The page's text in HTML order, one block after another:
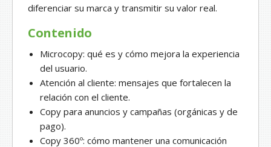
diferenciar su marca y transmitir su valor real.
Contenido
Microcopy: qué es y cómo mejora la experiencia
del usuario.
Atención al cliente: mensajes que fortalecen la
relación con el cliente.
Copy para anuncios y campañas (orgánicas y de
pago).
Copy 360º: cómo mantener una comunicación